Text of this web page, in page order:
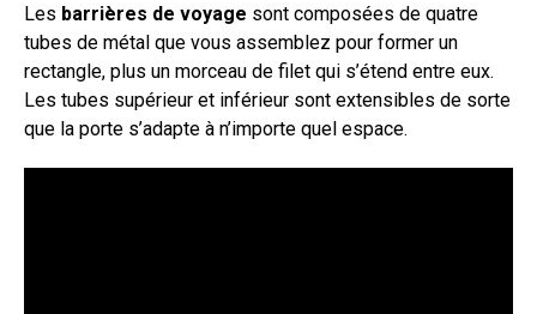
Les barrières de voyage sont composées de quatre
tubes de métal que vous assemblez pour former un
rectangle, plus un morceau de filet qui s’étend entre eux.
Les tubes supérieur et inférieur sont extensibles de sorte
que la porte s’adapte à n’importe quel espace.